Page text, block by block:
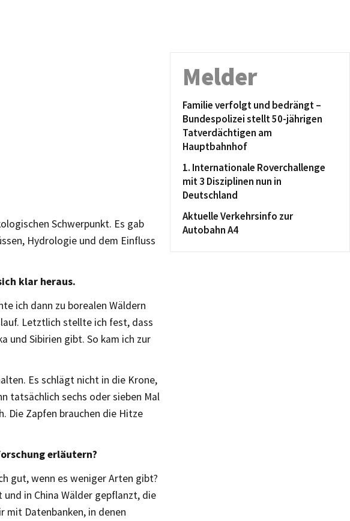
Schwerpunkt. Es gab
Hydrologie und dem Einfluss
klar heraus.
ich dann zu borealen Wäldern
Letztlich stellte ich fest, dass
und Sibirien gibt. So kam ich zur
Es schlägt nicht in die Krone,
tatsächlich sechs oder sieben Mal
Die Zapfen brauchen die Hitze
erläutern?
gut, wenn es weniger Arten gibt?
in China Wälder gepflanzt, die
mit Datenbanken, in denen
Melder
Familie verfolgt und bedrängt –
Bundespolizei stellt 50-jährigen
Tatverdächtigen am
Hauptbahnhof
1. Internationale Roverchallenge
mit 3 Disziplinen nun in
Deutschland
Aktuelle Verkehrsinfo zur
Autobahn A4